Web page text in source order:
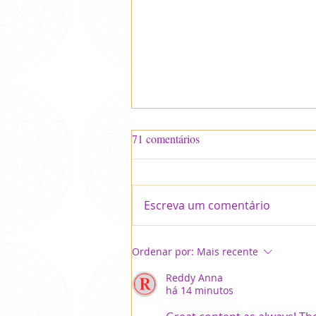
71 comentários
Escreva um comentário
Ordenar por: Mais recente
Reddy Anna
há 14 minutos